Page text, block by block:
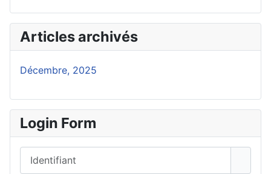
Articles archivés
Décembre, 2025
Login Form